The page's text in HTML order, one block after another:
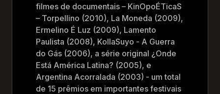
filmes de documentais – KinOpoÉTicaS
– Torpellino (2010), La Moneda (2009),
Ermelino É Luz (2009), Lamento
Paulista (2008), KollaSuyo - A Guerra
do Gás (2006), a série original ¿Onde
Está América Latina? (2005), e
Argentina Acorralada (2003) - um total
de 15 prêmios em importantes festivais